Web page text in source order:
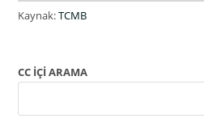
Kaynak:TCMB
CC İÇİ ARAMA